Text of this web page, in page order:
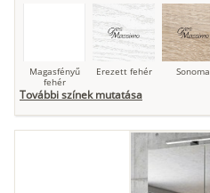
Magasfényű
fehér
Erezett fehér Sonoma
További színek mutatása